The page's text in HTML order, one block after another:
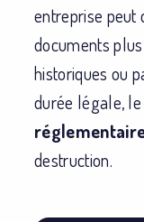
entreprise peut
documents
historiques ou
durée légale, le
destruction.